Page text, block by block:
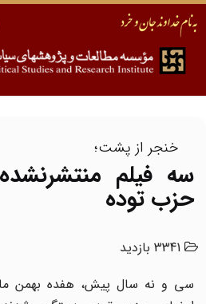
خنجر از پشت؛
سه فیلم
حزب توده
3341 بازدید